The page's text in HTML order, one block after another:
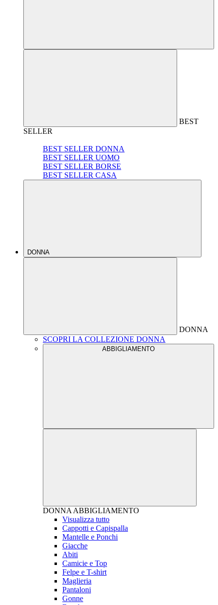
BEST
SELLER
BEST SELLER DONNA
BEST SELLER UOMO
BEST SELLER BORSE
BEST SELLER CASA
DONNA
DONNA
SCOPRI LA COLLEZIONE DONNA
ABBIGLIAMENTO
DONNA ABBIGLIAMENTO
Visualizza tutto
Cappotti e Capispalla
Mantelle e Ponchi
Giacche
Abiti
Camicie e Top
Felpe e T-shirt
Maglieria
Pantaloni
Gonne